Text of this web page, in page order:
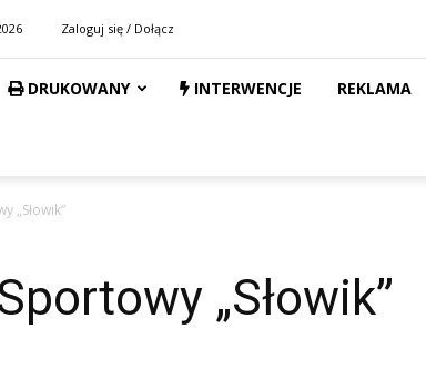
Zaloguj się / Dołącz
DRUKOWANY INTERWENCJE REKLAMA
„Słowik”
„Słowik”